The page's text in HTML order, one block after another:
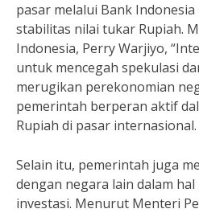
pasar melalui Bank
stabilitas nilai tukar Rupiah.
Indonesia, Perry Warjiyo,
untuk mencegah spekulasi
merugikan perekonomian
pemerintah berperan aktif
Rupiah di pasar internasional.
Selain itu, pemerintah juga
dengan negara lain dalam
investasi. Menurut Menteri